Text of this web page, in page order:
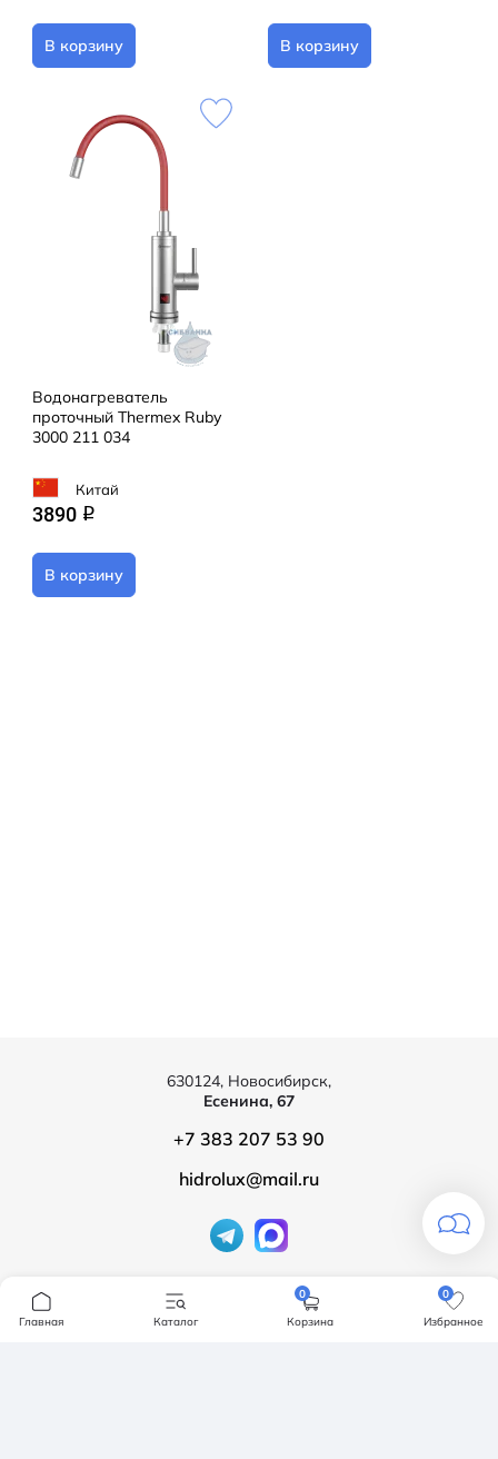
В корзину В корзину
Водонагреватель
проточный Thermex Ruby
3000 211 034
Китай
3890 q
В корзину
Компания
О компании
Продукция
630124, Новосибирск,
Есенина, 67
+7 383 207 53 90
hidrolux@mail.ru
Главная Каталог
0
Корзина
0
Избранное